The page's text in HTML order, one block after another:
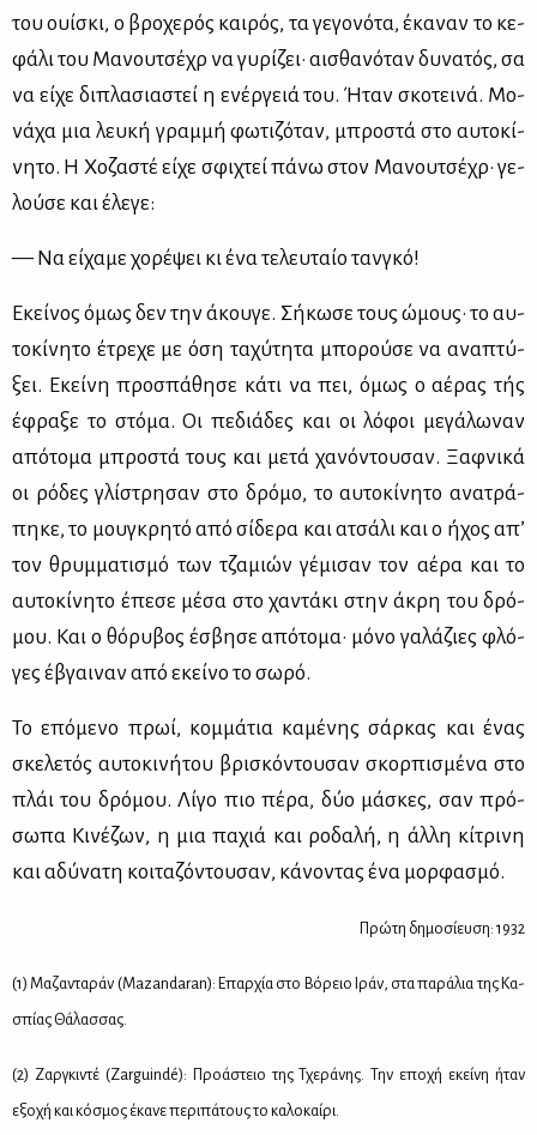
του ουί­σκι, ο βρο­χε­ρός και­ρός, τα γε­γο­νό­τα, έκα­ναν το κε­
φά­λι του Μα­νου­τσέ­χρ να γυ­ρί­ζει· αι­σθα­νό­ταν δυ­να­τός, σα
να εί­χε δι­πλα­σια­στεί η ενέρ­γειά του. Ήταν σκο­τει­νά. Μο­
νά­χα μια λευ­κή γραμ­μή φω­τι­ζό­ταν, μπρο­στά στο αυ­το­κί­
νη­το. Η Χο­ζα­στέ εί­χε σφι­χτεί πά­νω στον Μα­νου­τσέ­χρ· γε­
λού­σε και έλε­γε:
— Να εί­χα­με χο­ρέ­ψει κι ένα τε­λευ­ταίο ταν­γκό!
Εκεί­νος όμως δεν την άκου­γε. Σή­κω­σε τους ώμους· το αυ­
το­κί­νη­το έτρε­χε με όση τα­χύ­τη­τα μπο­ρού­σε να ανα­πτύ­
ξει. Εκεί­νη προ­σπά­θη­σε κά­τι να πει, όμως ο αέ­ρας τής
έφρα­ξε το στό­μα. Οι πε­διά­δες και οι λό­φοι με­γά­λω­ναν
από­το­μα μπρο­στά τους και με­τά χα­νό­ντου­σαν. Ξαφ­νι­κά
οι ρό­δες γλί­στρη­σαν στο δρό­μο, το αυ­το­κί­νη­το ανα­τρά­
πη­κε, το μου­γκρη­τό από σί­δε­ρα και ατσά­λι και ο ήχος απ’
τον θρυμ­μα­τι­σμό των τζα­μιών γέ­μι­σαν τον αέ­ρα και το
αυ­το­κί­νη­το έπε­σε μέ­σα στο χα­ντά­κι στην άκρη του δρό­
μου. Και ο θό­ρυ­βος έσβη­σε από­το­μα· μό­νο γα­λά­ζιες φλό­
γες έβγαι­ναν από εκεί­νο το σω­ρό.
Το επό­με­νο πρωί, κομ­μά­τια κα­μέ­νης σάρ­κας και ένας
σκε­λε­τός αυ­το­κι­νή­του βρι­σκό­ντου­σαν σκορ­πι­σμέ­να στο
πλάι του δρό­μου. Λί­γο πιο πέ­ρα, δύο μά­σκες, σαν πρό­
σω­πα Κι­νέ­ζων, η μια πα­χιά και ρο­δα­λή, η άλ­λη κί­τρι­νη
και αδύ­να­τη κοι­τα­ζό­ντου­σαν, κά­νο­ντας ένα μορ­φα­σμό.
Πρώ­τη δη­μο­σί­ευ­ση: 1932
(1) Μα­ζα­ντα­ράν (Mazandaran): Επαρ­χία στο Βό­ρειο Ιράν, στα πα­ρά­λια της Κα­
σπί­ας Θά­λασ­σας.
(2) Ζαρ­γκι­ντέ (Zarguindé): Προ­ά­στειο της Τχε­ρά­νης. Την επο­χή εκεί­νη ήταν
εξο­χή και κό­σμος έκα­νε πε­ρι­πά­τους το κα­λο­καί­ρι.